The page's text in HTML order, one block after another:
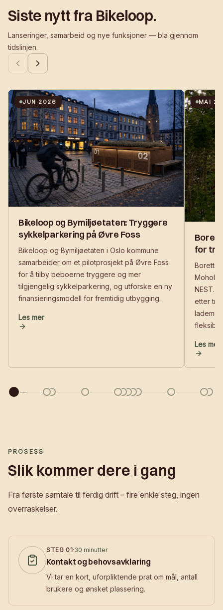
Siste nytt fra Bikeloop.
Lanseringer, samarbeid og nye funksjoner — bla gjennom
tidslinjen.
JUN 2026
Bikeloop og Bymiljøetaten: Tryggere
sykkelparkering på Øvre Foss
Bikeloop og Bymiljøetaten i Oslo kommune
samarbeider om et pilotprosjekt på Øvre Foss
for å tilby beboerne tryggere og mer
tilgjengelig sykkelparkering, og utforske en ny
finansieringsmodell for fremtidig utbygging.
Les artikkelen: Bikeloop og Bymiljøetaten: Tryggere
Les mer
MAI
for
Moholt i
NEST.
etter
Les
Les mer
PROSESS
Slik kommer dere i gang
Fra første samtale til ferdig drift – fire enkle steg, ingen
overraskelser.
STEG 01·30 minutter
Kontakt og behovsavklaring
Vi tar en kort, uforpliktende prat om mål, antall
brukere og ønsket plassering.